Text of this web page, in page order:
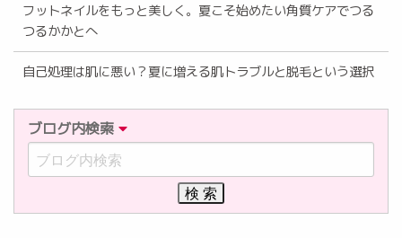
フットネイルをもっと美しく。夏こそ始めたい角質ケアでつる
つるかかとへ
自己処理は肌に悪い？夏に増える肌トラブルと脱毛という選択
ブログ内検索